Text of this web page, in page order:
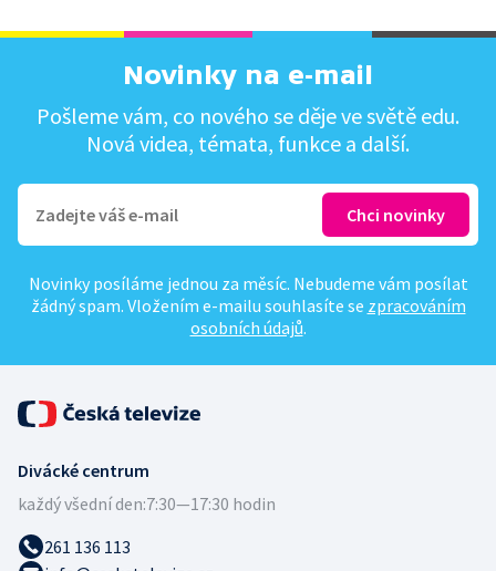
Novinky na e-mail
Pošleme vám, co nového se děje ve světě edu.
Nová videa, témata, funkce a další.
Novinky posíláme jednou za měsíc. Nebudeme vám posílat
žádný spam. Vložením e-mailu souhlasíte se zpracováním
osobních údajů.